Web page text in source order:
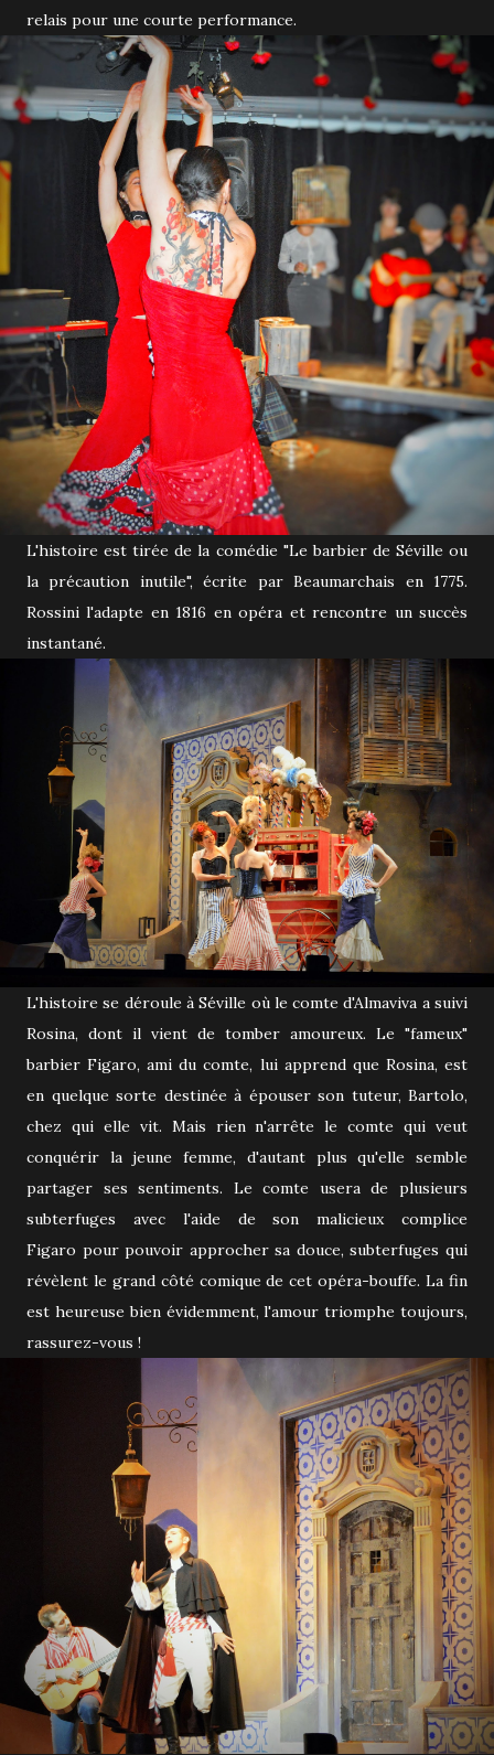
relais pour une courte performance.
L'histoire est tirée de la comédie "Le barbier de Séville ou
la précaution inutile", écrite par Beaumarchais en 1775.
Rossini l'adapte en 1816 en opéra et rencontre un succès
instantané.
L'histoire se déroule à Séville où le comte d'Almaviva a suivi
Rosina, dont il vient de tomber amoureux. Le "fameux"
barbier Figaro, ami du comte, lui apprend que Rosina, est
en quelque sorte destinée à épouser son tuteur, Bartolo,
chez qui elle vit. Mais rien n'arrête le comte qui veut
conquérir la jeune femme, d'autant plus qu'elle semble
partager ses sentiments. Le comte usera de plusieurs
subterfuges avec l'aide de son malicieux complice
Figaro pour pouvoir approcher sa douce, subterfuges qui
révèlent le grand côté comique de cet opéra-bouffe. La fin
est heureuse bien évidemment, l'amour triomphe toujours,
rassurez-vous !